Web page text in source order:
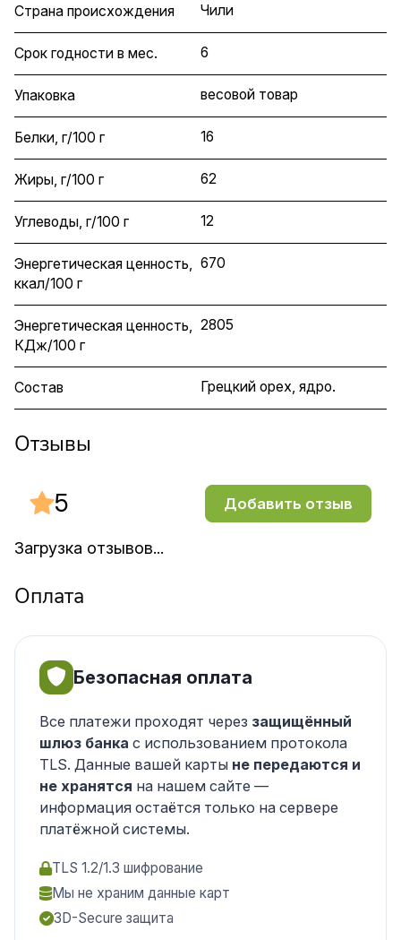
Страна происхождения Чили
Срок годности в мес. 6
Упаковка весовой товар
Белки, г/100 г 16
Жиры, г/100 г 62
Углеводы, г/100 г 12
Энергетическая ценность,
ккал/100 г
670
Энергетическая ценность,
КДж/100 г
2805
Состав Грецкий орех, ядро.
Отзывы
Загрузка отзывов...
5 Добавить отзыв
Оплата
Безопасная оплата
Все платежи проходят через защищённый
шлюз банка с использованием протокола
TLS. Данные вашей карты не передаются и
не хранятся на нашем сайте —
информация остаётся только на сервере
платёжной системы.
TLS 1.2/1.3 шифрование
Мы не храним данные карт
3D-Secure защита